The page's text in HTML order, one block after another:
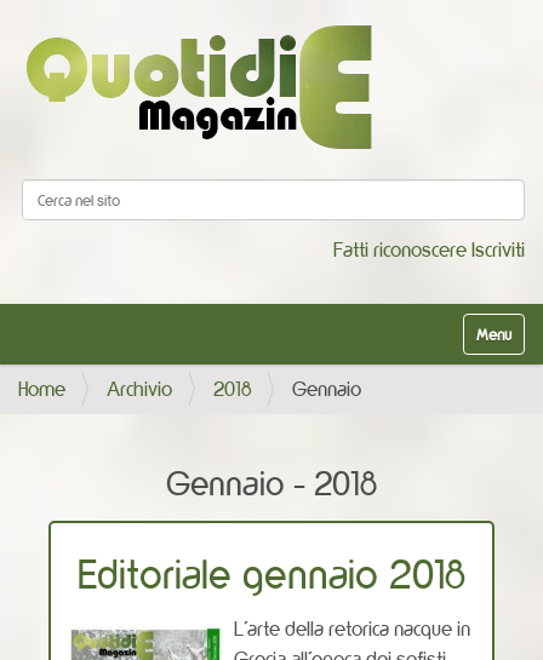
Cerca nel sito
Fatti riconoscere Iscriviti
Alterna la
Home Archivio 2018 Gennaio
Gennaio - 2018
Editoriale gennaio 2018
L’arte della retorica nacque in